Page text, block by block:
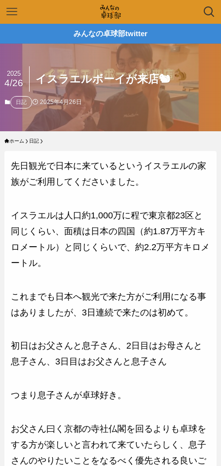
みんなの卓球部twitter
イスラエルボーイが来店🐿
2025
4/26
日記 2025年4月26日
ホーム 日記
先日観光で日本に来ているというイスラエルの家
族がご利用してくださいました。
イスラエルは人口約1,000万に程で東京都23区と
同じくらい、面積は日本の四国（約1.87万平方キ
ロメートル）と同じくらいで、約2.2万平方キロメ
ートル。
これまでも日本へ観光で来た方がご利用になる事
はありましたが、3日連続で来たのは初めて。
初日はお父さんと息子さん、2日目はお母さんと
息子さん、3日目はお父さんと息子さん
つまり息子さんが卓球好き。
お父さん曰く京都の寺社仏閣を回るよりも卓球を
する方が楽しいと言われて来ていたらしく、息子
さんのやりたいことをなるべく優先される良いご